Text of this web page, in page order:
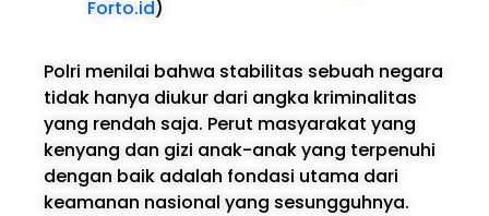
Forto.id)
Polri menilai bahwa stabilitas sebuah negara
tidak hanya diukur dari angka kriminalitas
yang rendah saja. Perut masyarakat yang
kenyang dan gizi anak-anak yang terpenuhi
dengan baik adalah fondasi utama dari
keamanan nasional yang sesungguhnya.